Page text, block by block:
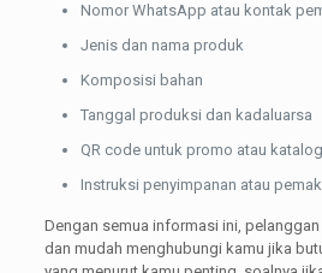
Nomor WhatsApp atau kontak
Jenis dan nama produk
Komposisi bahan
Tanggal produksi dan kadaluarsa
QR code untuk promo atau
Instruksi penyimpanan atau
Dengan semua informasi ini,
dan mudah menghubungi kamu jika